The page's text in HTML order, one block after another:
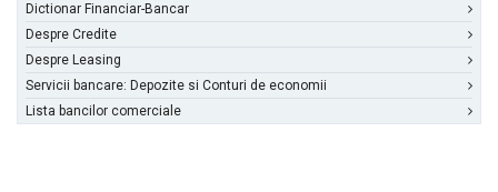
Dictionar Financiar-Bancar
Despre Credite
Despre Leasing
Servicii bancare: Depozite si Conturi de economii
Lista bancilor comerciale